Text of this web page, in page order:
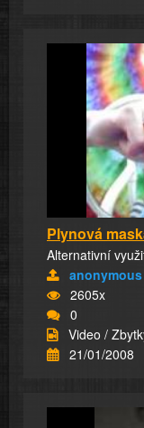
Plynová
Alternativní
anonymous
2605x
0
Video /
21/01/2008